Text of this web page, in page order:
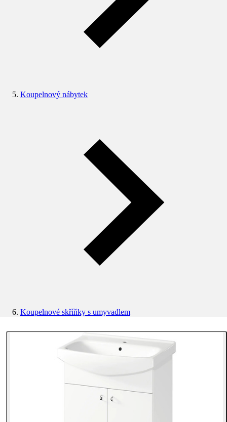
Koupelnový nábytek
Koupelnové skříňky s umyvadlem